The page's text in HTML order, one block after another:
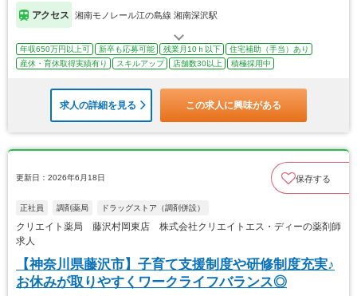
アクセス 湘南モノレール江の島線 湘南深沢駅
年収650万円以上可 新卒も応募可能 残業月10ｈ以下
住宅補助（手当）あり
産休・育休取得実績有り
スキルアップ 店舗数30以上 積極採用中
求人の詳細を見る この求人に興味がある
更新日：2026年6月18日 保存する
正社員 調剤薬局 ドラッグストア（調剤併設）
クリエイト薬局 藤沢村岡東店 株式会社クリエイトエス・ディーの薬剤師
求人
【神奈川県藤沢市】子育て支援制度や研修制度充実♪
お休みが取りやすくワークライフバランス◎